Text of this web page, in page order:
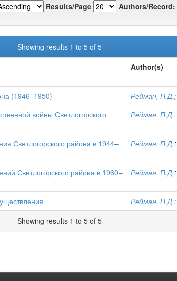
Results/Page Authors/Record:
Showing results 1 to 5 of 5
Author(s)
(1946–1950) Рейман, П.Д.;
войны Светлогорского
Рейман, П.Д.
Светлогорского района в 1944–
Рейман, П.Д.;
Светлогорского района в 1960–
Рейман, П.Д.;
Рейман, П.Д.;
Showing results 1 to 5 of 5